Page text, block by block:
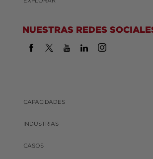
NUESTRAS REDES
CAPACIDADES
INDUSTRIAS
CASOS